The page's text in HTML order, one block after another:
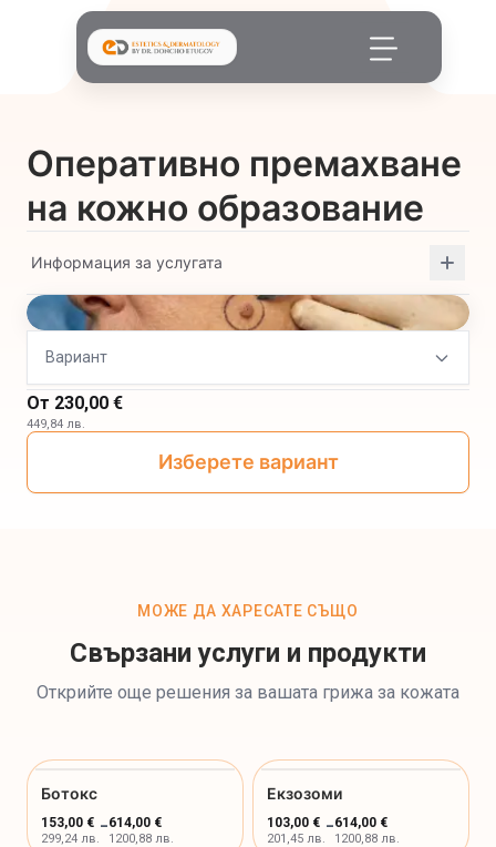
Оперативно премахване
на кожно образование
Информация за услугата
Вариант
От 230,00 €
449,84 лв.
Изберете вариант
МОЖЕ ДА ХАРЕСАТЕ СЪЩО
Свързани услуги и продукти
Открийте още решения за вашата грижа за кожата
Ботокс
153,00 €
299,24 лв.
-614,00 €
1200,88 лв.
Екзозоми
103,00 €
201,45 лв.
-614,00 €
1200,88 лв.